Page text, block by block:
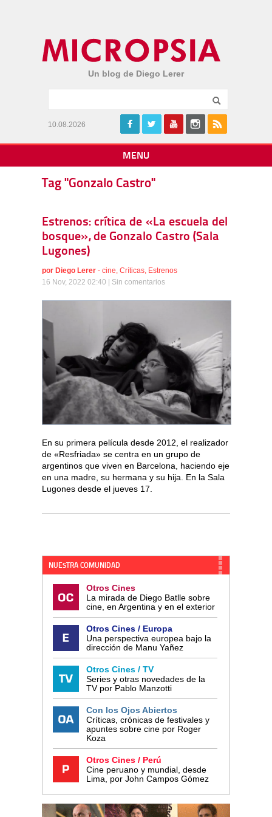
Un blog de Diego Lerer
10.08.2026
MENU
Tag "Gonzalo Castro"
Estrenos: crítica de «La escuela del
bosque», de Gonzalo Castro (Sala
Lugones)
por Diego Lerer - cine, Críticas, Estrenos
16 Nov, 2022 02:40 | Sin comentarios
En su primera película desde 2012, el realizador
de «Resfriada» se centra en un grupo de
argentinos que viven en Barcelona, haciendo eje
en una madre, su hermana y su hija. En la Sala
Lugones desde el jueves 17.
NUESTRA COMUNIDAD
Otros Cines
La mirada de Diego Batlle sobre
cine, en Argentina y en el exterior
Otros Cines / Europa
Una perspectiva europea bajo la
dirección de Manu Yañez
Otros Cines / TV
Series y otras novedades de la
TV por Pablo Manzotti
Con los Ojos Abiertos
Críticas, crónicas de festivales y
apuntes sobre cine por Roger
Koza
Otros Cines / Perú
Cine peruano y mundial, desde
Lima, por John Campos Gómez